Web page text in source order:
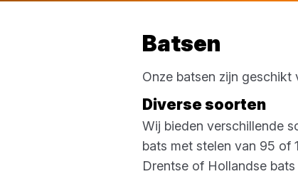
Batsen
Onze batsen zijn
Diverse soorten
Wij bieden verschillende
bats met stelen van 95 of
Drentse of Hollandse